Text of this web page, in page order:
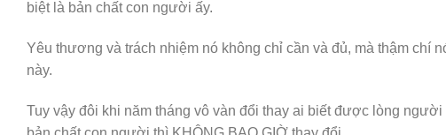
biệt là bản chất con người ấy.
Yêu thương và trách nhiệm nó không chỉ cần và đủ, mà thậm
này.
Tuy vậy đôi khi năm tháng vô vàn đổi thay ai biết được lòng